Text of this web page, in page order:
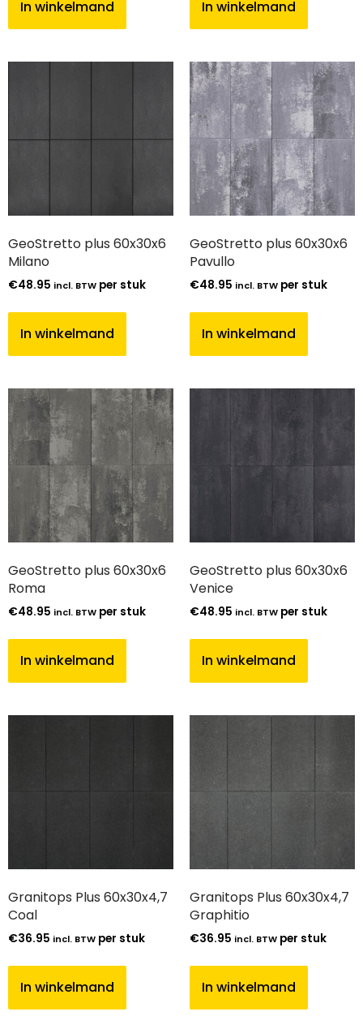
In winkelmand In winkelmand
GeoStretto plus 60x30x6
Milano
€48.95 incl. BTW per stuk
In winkelmand
GeoStretto plus 60x30x6
Pavullo
€48.95 incl. BTW per stuk
In winkelmand
GeoStretto plus 60x30x6
Roma
€48.95 incl. BTW per stuk
In winkelmand
GeoStretto plus 60x30x6
Venice
€48.95 incl. BTW per stuk
In winkelmand
Granitops Plus 60x30x4,7
Coal
€36.95 incl. BTW per stuk
In winkelmand
Granitops Plus 60x30x4,7
Graphitio
€36.95 incl. BTW per stuk
In winkelmand